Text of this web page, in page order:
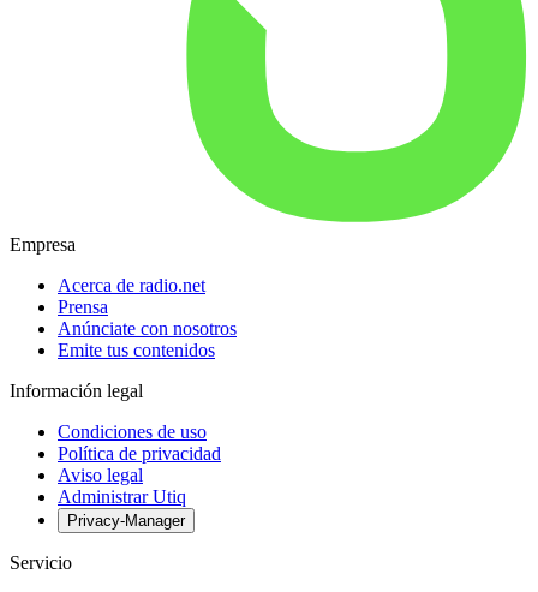
Empresa
Acerca de radio.net
Prensa
Anúnciate con nosotros
Emite tus contenidos
Información legal
Condiciones de uso
Política de privacidad
Aviso legal
Administrar Utiq
Privacy-Manager
Servicio